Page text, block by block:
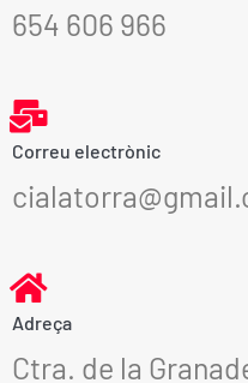
654 606 966
Correu electrònic
Adreça
Ctra. de la